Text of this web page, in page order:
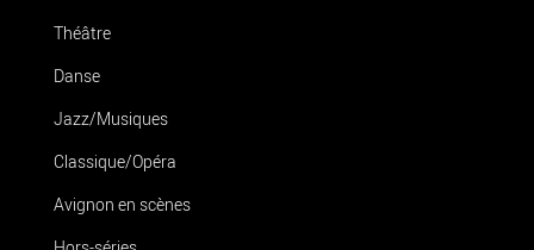
Théâtre
Danse
Jazz/Musiques
Classique/Opéra
Avignon en scènes